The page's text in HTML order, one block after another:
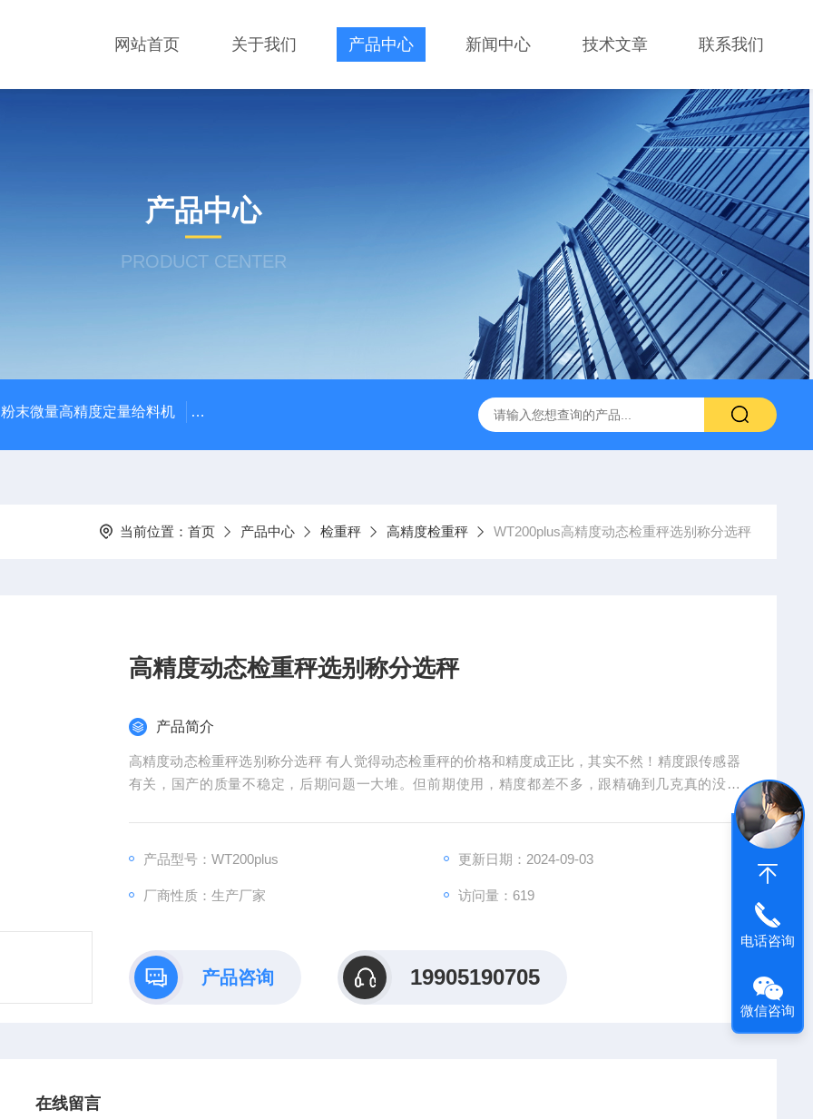
网站首页 关于我们 产品中心 新闻中心 技术文章 联系我们
产品中心
PRODUCT CENTER
粉末微量高精度定量给料机 WT600产品超重报警剔除检重秤 微量高精度定量给料机 投料机 喂料机 WT200plus高精
当前位置： 首页 产品中心 检重秤 高精度检重秤 WT200plus高精度动态检重秤选别称分选秤
高精度动态检重秤选别称分选秤
产品简介
高精度动态检重秤选别称分选秤 有人觉得动态检重秤的价格和精度成正比，其实不然！精度跟传感器
有关，国产的质量不稳定，后期问题一大堆。但前期使用，精度都差不多，跟精确到几克真的没关
产品型号：WT200plus 更新日期：2024-09-03
厂商性质：生产厂家 访问量：619
产品咨询 19905190705
在线留言
电话咨询
微信咨询